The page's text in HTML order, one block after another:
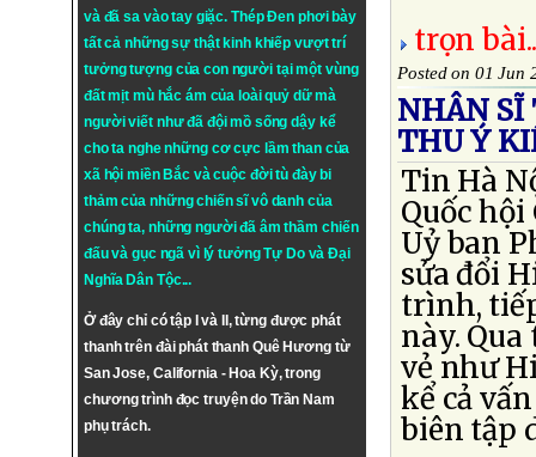
và đã sa vào tay giặc. Thép Đen phơi bày
tất cả những sự thật kinh khiếp vượt trí
tưởng tượng của con người tại một vùng
đất mịt mù hắc ám của loài quỷ dữ mà
người viết như đã đội mồ sống dậy kể
cho ta nghe những cơ cực lầm than của
xã hội miền Bắc và cuộc đời tù đày bi
thảm của những chiến sĩ vô danh của
chúng ta, những người đã âm thầm chiến
đấu và gục ngã vì lý tưởngTự DovàĐại
Nghĩa Dân Tộc...
Ở đây chỉ có tập I và II, từng được phát
thanh trên đài phát thanh Quê Hương từ
San Jose, California - Hoa Kỳ, trong
chương trình đọc truyện do Trần Nam
phụ trách.
trọn
Posted on 01 Jun
NHÂN SĨ
THU Ý
Tin Hà
Quốc
Uỷ ban
sửa đổi
trình,
này.
vẻ như
kể cả
biên tập